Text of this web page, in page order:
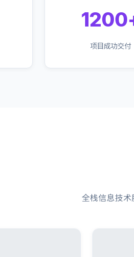
项目成功交付
全栈信息技